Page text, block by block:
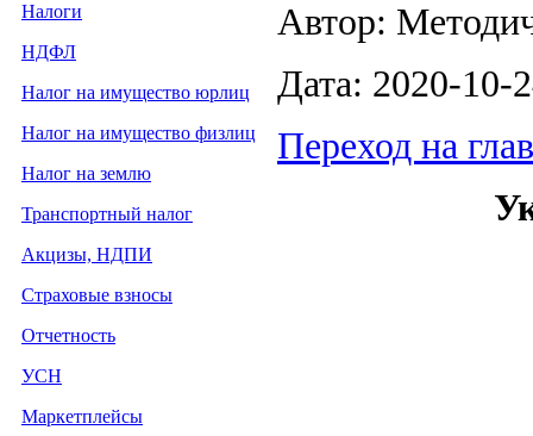
Налоги
НДФЛ
Налог на имущество юрлиц
Налог на имущество физлиц
Налог на землю
Транспортный налог
Акцизы, НДПИ
Страховые взносы
Отчетность
УСН
Маркетплейсы
Автор:
Дата: 2020-10-
Переход на